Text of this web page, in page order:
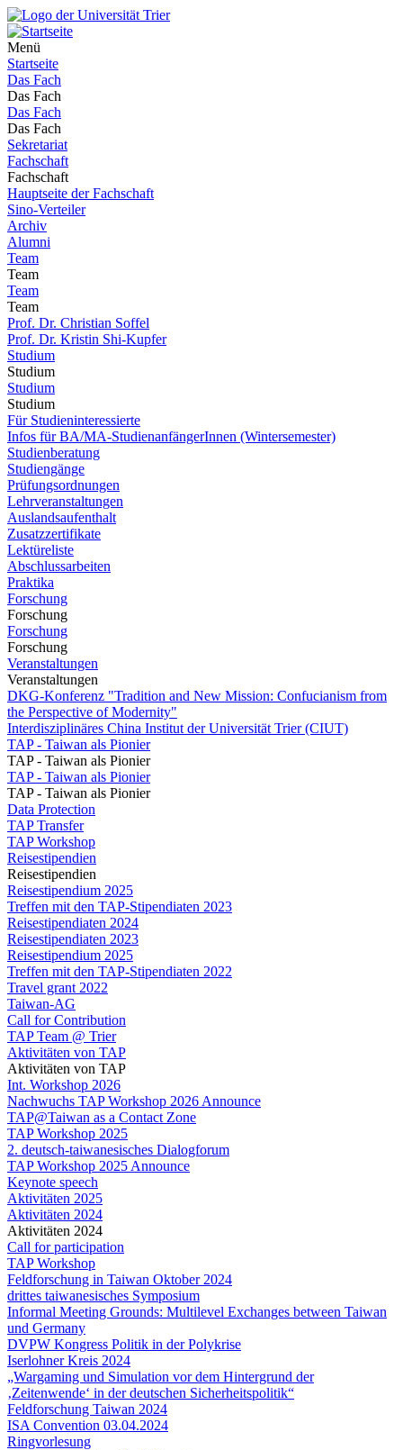
Menü
Startseite
Das Fach
Das Fach
Das Fach
Das Fach
Sekretariat
Fachschaft
Fachschaft
Hauptseite der Fachschaft
Sino-Verteiler
Archiv
Alumni
Team
Team
Team
Team
Prof. Dr. Christian Soffel
Prof. Dr. Kristin Shi-Kupfer
Studium
Studium
Studium
Studium
Für Studieninteressierte
Infos für BA/MA-StudienanfängerInnen (Wintersemester)
Studienberatung
Studiengänge
Prüfungsordnungen
Lehrveranstaltungen
Auslandsaufenthalt
Zusatzzertifikate
Lektüreliste
Abschlussarbeiten
Praktika
Forschung
Forschung
Forschung
Forschung
Veranstaltungen
Veranstaltungen
DKG-Konferenz "Tradition and New Mission: Confucianism from
the Perspective of Modernity"
Interdisziplinäres China Institut der Universität Trier (CIUT)
TAP - Taiwan als Pionier
TAP - Taiwan als Pionier
TAP - Taiwan als Pionier
TAP - Taiwan als Pionier
Data Protection
TAP Transfer
TAP Workshop
Reisestipendien
Reisestipendien
Reisestipendium 2025
Treffen mit den TAP-Stipendiaten 2023
Reisestipendiaten 2024
Reisestipendiaten 2023
Reisestipendium 2025
Treffen mit den TAP-Stipendiaten 2022
Travel grant 2022
Taiwan-AG
Call for Contribution
TAP Team @ Trier
Aktivitäten von TAP
Aktivitäten von TAP
Int. Workshop 2026
Nachwuchs TAP Workshop 2026 Announce
TAP@Taiwan as a Contact Zone
TAP Workshop 2025
2. deutsch-taiwanesisches Dialogforum
TAP Workshop 2025 Announce
Keynote speech
Aktivitäten 2025
Aktivitäten 2024
Aktivitäten 2024
Call for participation
TAP Workshop
Feldforschung in Taiwan Oktober 2024
drittes taiwanesisches Symposium
Informal Meeting Grounds: Multilevel Exchanges between Taiwan
und Germany
DVPW Kongress Politik in der Polykrise
Iserlohner Kreis 2024
„Wargaming und Simulation vor dem Hintergrund der
‚Zeitenwende‘ in der deutschen Sicherheitspolitik“
Feldforschung Taiwan 2024
ISA Convention 03.04.2024
Ringvorlesung